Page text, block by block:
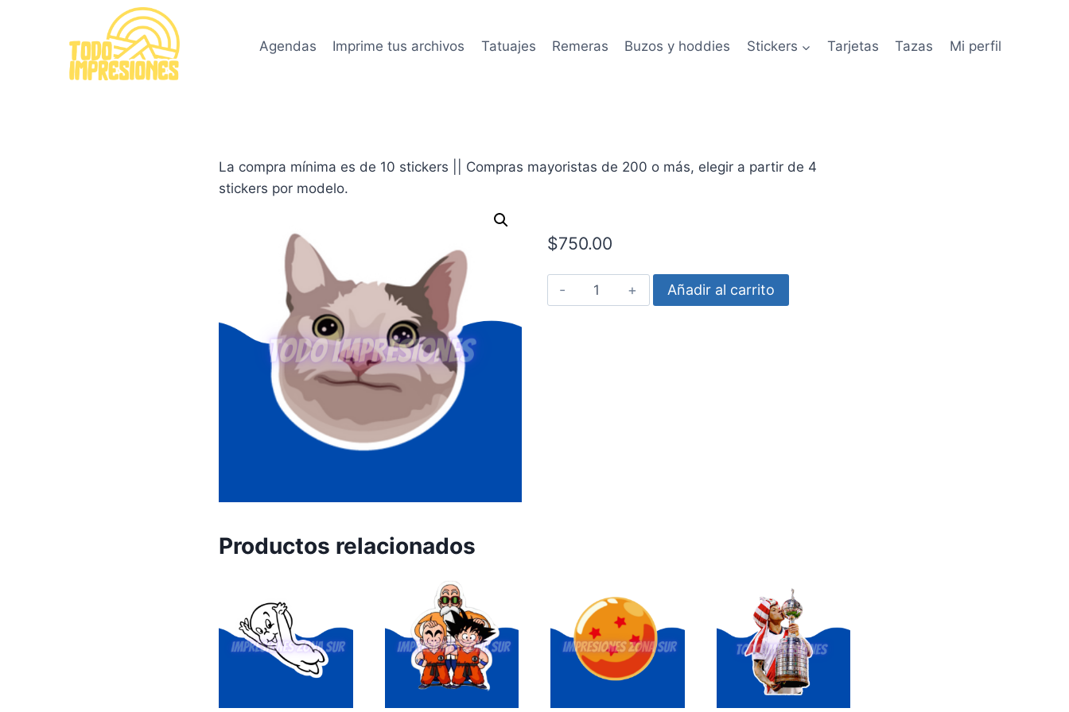
Agendas Imprime tus archivos Tatuajes Remeras Buzos y hoddies Stickers Tarjetas Tazas Mi perfil
La compra mínima es de 10 stickers || Compras mayoristas de 200 o más, elegir a partir de 4
stickers por modelo.
$750.00
Gatito
face
Añadir al carrito
Productos relacionados